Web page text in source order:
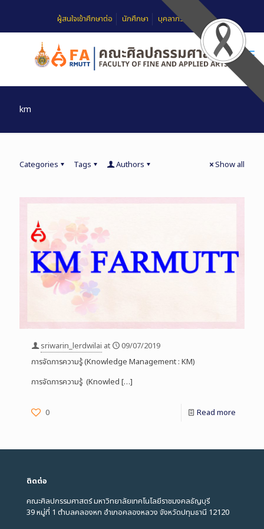
ผู้สนใจเข้าศึกษาต่อ นักศึกษา บุคลากร
km
Categories Tags Authors Show all
sriwarin_lerdwilai at
09/07/2019
การจัดการความรู้ (Knowledge Management : KM)
การจัดการความรู้ (Knowled […]
0 Read more
ติดต่อ
คณะศิลปกรรมศาสตร์ มหาวิทยาลัยเทคโนโลยีราชมงคลธัญบุรี
39 หมู่ที่ 1 ตำบลคลองหก อำเภอคลองหลวง จังหวัดปทุมธานี 12120